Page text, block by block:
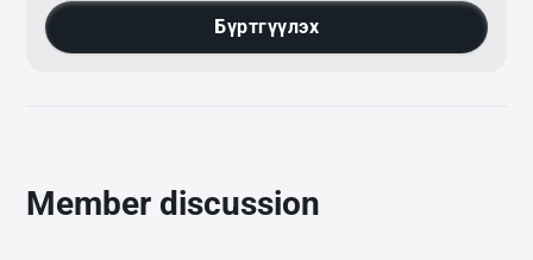
Бүртгүүлэх
Member discussion